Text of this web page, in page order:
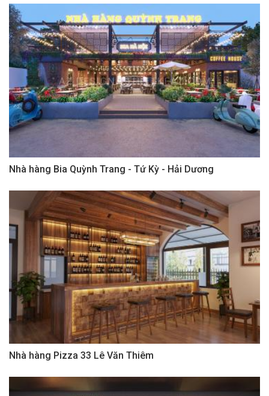
Nhà hàng Bia Quỳnh Trang - Tứ Kỳ - Hải Dương
Nhà hàng Pizza 33 Lê Văn Thiêm